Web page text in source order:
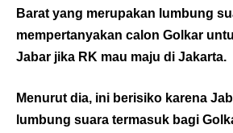
Barat yang merupakan lumbung
mempertanyakan calon Golkar
Jabar jika RK mau maju di Jakarta.
Menurut dia, ini berisiko karena
lumbung suara termasuk bagi